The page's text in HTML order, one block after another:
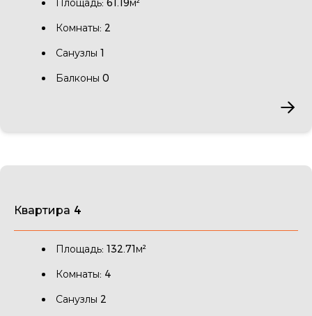
Комнаты: 2
Санузлы 1
Балконы 0
Квартира 4
Площадь: 132.71м²
Комнаты: 4
Санузлы 2